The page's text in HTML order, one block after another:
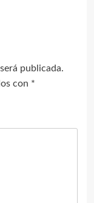
publicada.
con *